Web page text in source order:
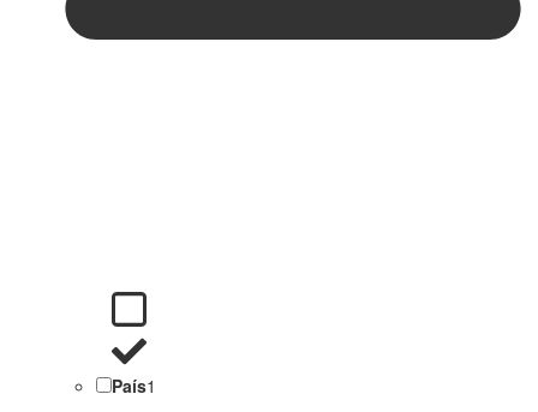
País1